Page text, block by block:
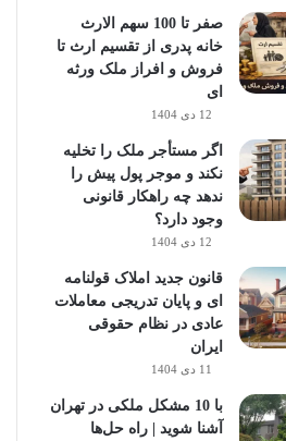
صفر تا 100 سهم الارث
خانه پدری از تقسیم ارث تا
فروش و افراز ملک ورثه
ای
12 دی 1404
اگر مستأجر ملک را تخلیه
نکند و موجر پول پیش را
ندهد چه راهکار قانونی
وجود دارد؟
12 دی 1404
قانون جدید املاک قولنامه
ای و پایان تدریجی معاملات
عادی در نظام حقوقی
ایران
11 دی 1404
با 10 مشکل ملکی در تهران
آشنا شوید | راه حل‌ها